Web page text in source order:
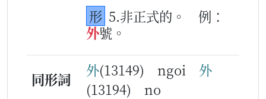
形 5.非正式的。
例：
外號。
同形詞 外(13149) ngoi 外
(13194) no